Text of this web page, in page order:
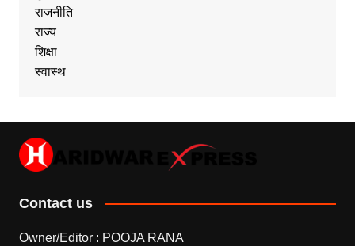
राजनीति
राज्य
शिक्षा
स्वास्थ
Contact us
Owner/Editor : POOJA RANA